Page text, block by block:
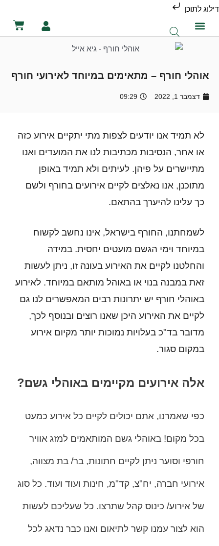
דילוג לתוכן
אוהלי חורף – מתאימים במיוחד לאירועי חורף
דצמבר 1, 2022 09:29
לא תמיד אנו יודעים לצפות מתי יתקיים אירוע כזה
או אחר, הנסיבות מכתיבות לנו את המועדים ואנו
מתיישרים על פיהן. לעיתים ולא תמיד באופן
מתוכנן, אנו נאלצים לקיים אירועים בחורף ולשם
כך עלינו להיערך בהתאם.
לשמחתנו, החורף בישראל, אינו נחשב לקשוח
במיוחד וימי הגשם מועטים יחסית. במידה
והחלטנו לקיים את האירוע בעונה זו, ניתן לעשות
זאת במבנה בנוי או באוהל מותאם במיוחד. לאירוע
באוהלי חורף יש יתרונות רבים המאפשרים לנו גם
לקיים את האירוע היכן שאנו רוצים ובנוסף לכך,
מדובר בד"כ בעלויות נמוכות יותר מקיום אירוע
במקום סגור.
אלה אירועים מקיימים באוהלי גשם?
כפי שאמרנו, אתם יכולים לקיים כל אירוע כמעט
בכל מקום! באוהלי גשם המותאמים למזג אוויר
חורפי וסוער ניתן לקיים חתונות, בר/ בת מצווה,
אירועי חברה, יח"צ, קד"מ, חינות ועוד ועוד. כל סוג
של אירוע/ כינוס קהל שתרצו. כל שעליכם לעשות
הוא לצור עמנו קשר לתיאום ואנו כבר נדאג לכל